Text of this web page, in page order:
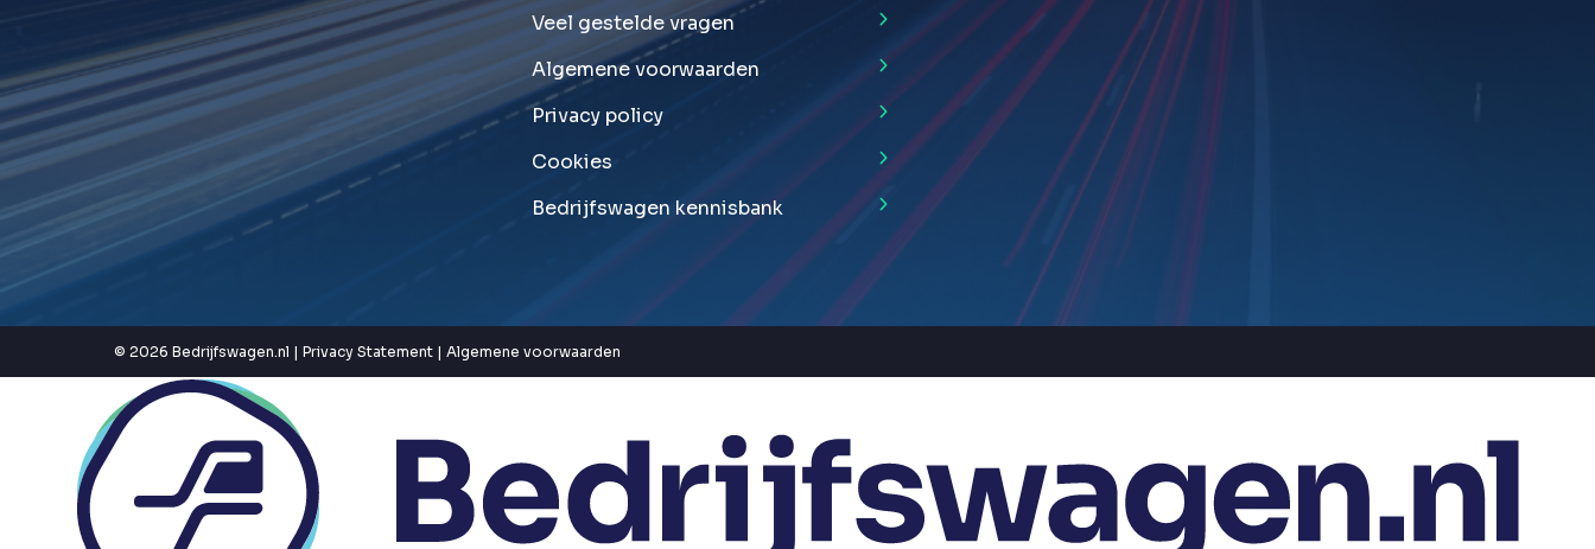
Veel gestelde vragen
Algemene voorwaarden
Privacy policy
Cookies
Bedrijfswagen kennisbank
© 2026 Bedrijfswagen.nl | Privacy Statement | Algemene voorwaarden